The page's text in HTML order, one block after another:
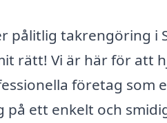
pålitlig takrengöring i
rätt! Vi är här för att
företag som
på ett enkelt och